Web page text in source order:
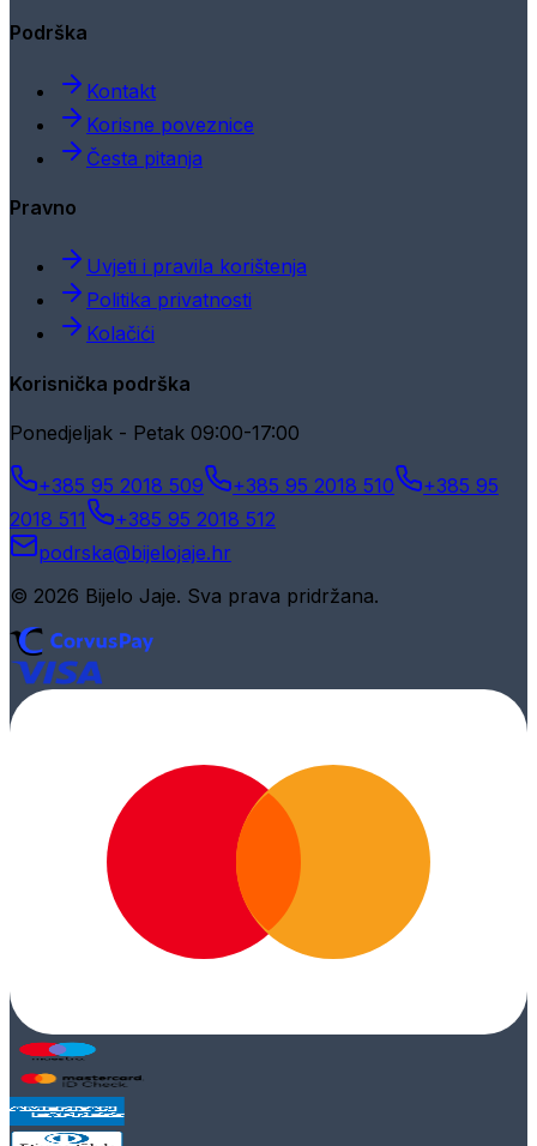
Podrška
Kontakt
Korisne poveznice
Česta pitanja
Pravno
Uvjeti i pravila korištenja
Politika privatnosti
Kolačići
Korisnička podrška
Ponedjeljak - Petak 09:00-17:00
+385 95 2018 509 +385 95 2018 510
+385 95
2018 511
+385 95 2018 512
podrska@bijelojaje.hr
© 2026 Bijelo Jaje. Sva prava pridržana.